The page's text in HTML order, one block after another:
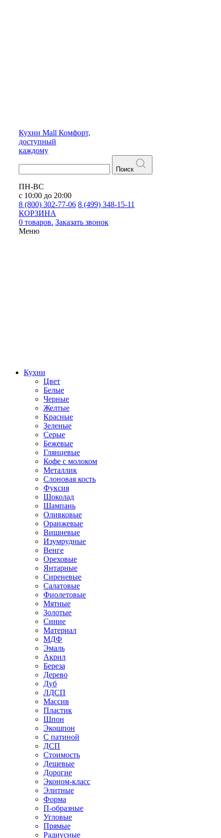
Кухни Mall Комфорт,
доступный
каждому
Поиск
ПН-ВС
с 10:00 до 20:00
8 (800) 302-77-06 8 (499) 348-15-11
КОРЗИНА
0 товаров. Заказать звонок
Меню
Кухни
Цвет
Белые
Черные
Желтые
Красные
Зеленые
Серые
Бежевые
Глянцевые
Кофе с молоком
Металлик
Слоновая кость
Фуксия
Шоколад
Шампань
Оливковые
Оранжевые
Вишневые
Изумрудные
Венге
Ореховые
Янтарные
Сиреневые
Салатовые
Фиолетовые
Мятные
Золотые
Синие
Материал
МДФ
Эмаль
Акрил
Береза
Дерево
Дуб
ЛДСП
Массив
Пластик
Шпон
Экошпон
С патиной
ДСП
Стоимость
Дешевые
Дорогие
Эконом-класс
Элитные
Форма
П-образные
Угловые
Прямые
Радиусные